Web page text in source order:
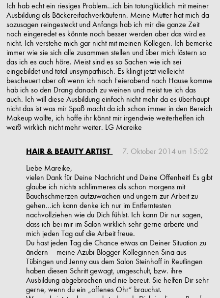
Ich hab echt ein riesiges Problem…ich bin totunglücklich mit meiner
Ausbildung als Bäckereifachverkäuferin. Meine Mutter hat mich da
sozusagen reingesteckt und Anfangs hab ich mir die ganze Zeit
noch eingeredet es könnte noch besser werden aber das wird es
nicht. Ich verstehe mich gar nicht mit meinen Kollegen. Ich bemerke
immer wie sie sich alle zusammen stellen und über mich lästern so
das ich es auch höre. Meist sind es so Sachen wie ich sei
eingebildet und total unsympathisch. Es klingt jetzt vielleicht
bescheuert aber oft wenn ich nach Feierabend nach Hause komme
hab ich so den Drang danach zu weinen und meist tue ich das
auch. Ich will diese Ausbildung einfach nicht mehr da es überhaupt
nicht das ist was mir Spaß macht da ich schon immer in den Bereich
Makeup wollte, ich hoffe ihr könnt mir irgendwie weiterhelfen ich
weiß wirklich nicht mehr weiter. LG Mareike
HAIR & BEAUTY ARTIST
7. Oktober 2014 um 15:02
Liebe Mareike,
vielen Dank für Deine Nachricht und Deine Offenheit! Es gibt
glaube ich nichts schlimmeres als schon morgens mit
Bauchschmerzen aufzuwachen und ungern zur Arbeit zu
gehen…ich kann denke ich nur im Entferntesten
nachvollziehen wie du Dich fühlst. Ich kann Dir nur sagen,
dass ich bei mir im Salon wirklich sehr gerne arbeite und
mich jeden Tag auf die Arbeit freue.
Du hast jeden Tag die Chance etwas an Deiner Situation zu
ändern – meine Azubi-Blogger-Kolleginnen Sina aus
Tübingen und Jenny aus dem Salon Steinhoff in Reutlingen
haben diesen Schritt gewagt, umgeschult, bzw. ihre
Ausbildung abgebrochen und nie bereut. Sie helfen Dir sehr
gerne, wenn du ein „offenes Ohr“ brauchst.